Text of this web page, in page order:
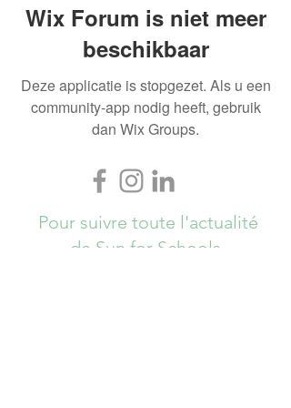
Wix Forum is niet meer
beschikbaar
Deze applicatie is stopgezet. Als u een
community-app nodig heeft, gebruik
dan Wix Groups.
Pour suivre toute l'actualité
de Sun for Schools,